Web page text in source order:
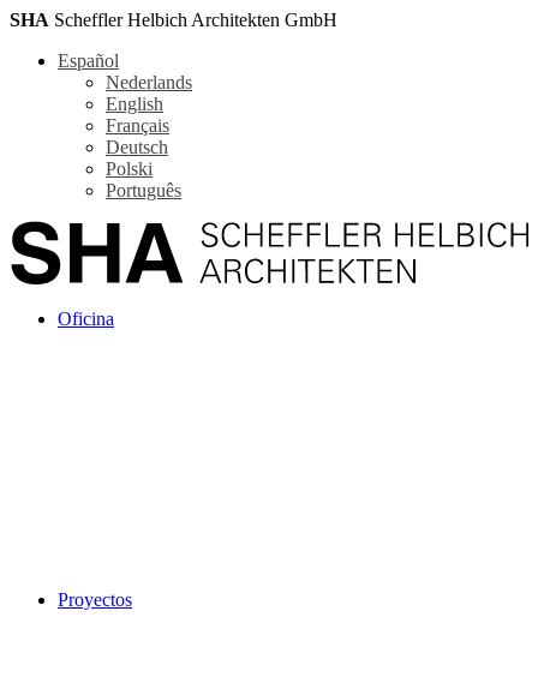
SHA Scheffler Helbich Architekten GmbH
Español
Nederlands
English
Français
Deutsch
Polski
Português
Oficina
Proyectos